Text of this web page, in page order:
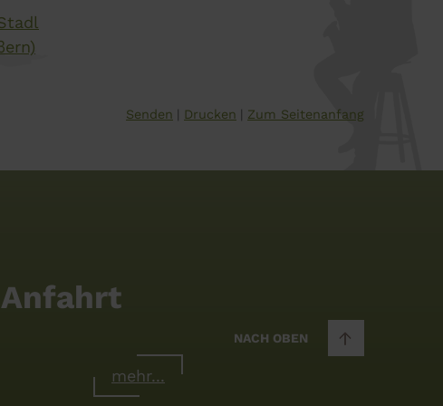
Senden Drucken Zum Seitenanfang
Anfahrt
mehr...
NACH OBEN